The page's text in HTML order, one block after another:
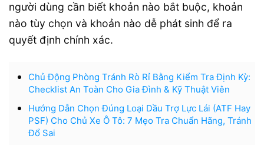
người dùng cần biết khoản nào bắt buộc, khoản
nào tùy chọn và khoản nào dễ phát sinh để ra
quyết định chính xác.
Chủ Động Phòng Tránh Rò Rỉ Bằng Kiểm Tra Định Kỳ:
Checklist An Toàn Cho Gia Đình & Kỹ Thuật Viên
Hướng Dẫn Chọn Đúng Loại Dầu Trợ Lực Lái (ATF Hay
PSF) Cho Chủ Xe Ô Tô: 7 Mẹo Tra Chuẩn Hãng, Tránh
Đổ Sai